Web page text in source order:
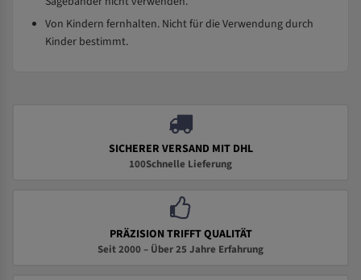
Von Kindern fernhalten. Nicht für die Verwendung durch
Kinder bestimmt.
SICHERER VERSAND MIT DHL
100Schnelle Lieferung
PRÄZISION TRIFFT QUALITÄT
Seit 2000 – Über 25 Jahre Erfahrung